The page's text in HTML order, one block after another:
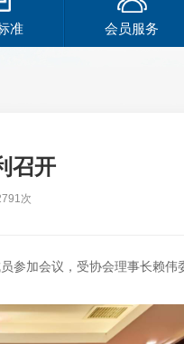
准 会员服务
召开
次
参加会议，受协会理事长赖伟